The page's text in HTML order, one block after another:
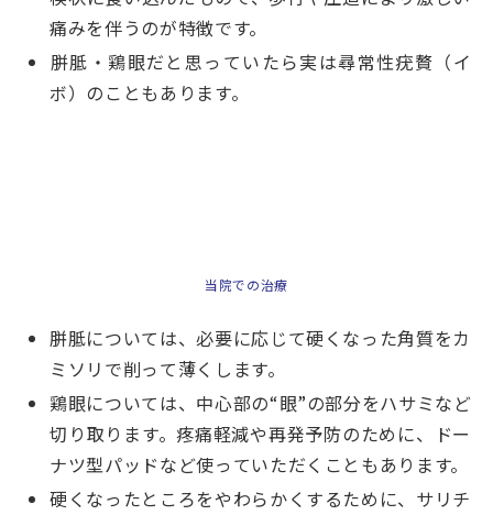
痛みを伴うのが特徴です。
胼胝・鶏眼だと思っていたら実は尋常性疣贅（イ
ボ）のこともあります。
当院での治療
胼胝については、必要に応じて硬くなった角質をカ
ミソリで削って薄くします。
鶏眼については、中心部の“眼”の部分をハサミなど
切り取ります。疼痛軽減や再発予防のために、ドー
ナツ型パッドなど使っていただくこともあります。
硬くなったところをやわらかくするために、サリチ